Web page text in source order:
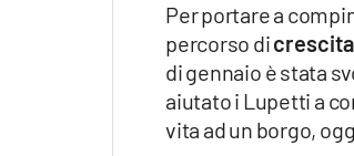
Vai
Per portare a
percorso dicrescita
di gennaio è stata
aiutato i Lupetti a
vita ad un borgo,